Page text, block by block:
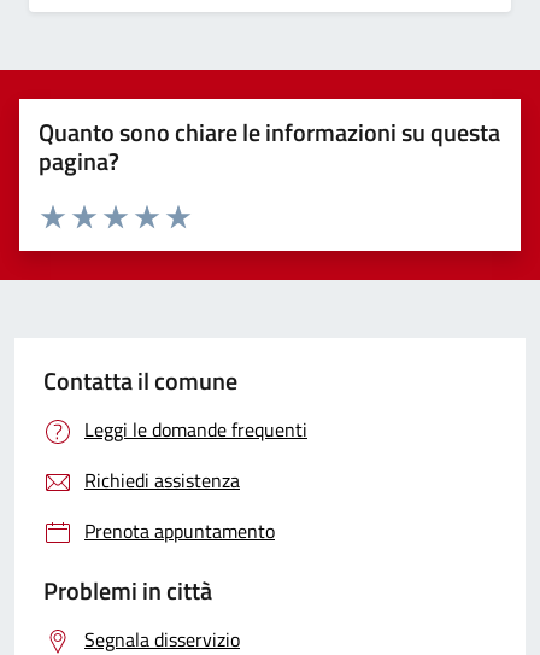
Quanto sono chiare le informazioni su questa
pagina?
Valuta 5 stelle su 5
Valuta 4 stelle su 5
Valuta 3 stelle su 5
Valuta 2 stelle su 5
Valuta 1 stelle su 5
Contatta il comune
Leggi le domande frequenti
Richiedi assistenza
Prenota appuntamento
Problemi in città
Segnala disservizio